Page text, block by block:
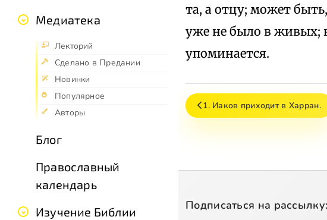
Медиатека
Лекторий
Сделано в Предании
Новинки
Популярное
Авторы
Блог
Православный
календарь
Изучение Библии
та, а отцу; может
уже не было в живых;
упоминается.
1. Иаков приходит в Харран.
Подписаться на рассылку: